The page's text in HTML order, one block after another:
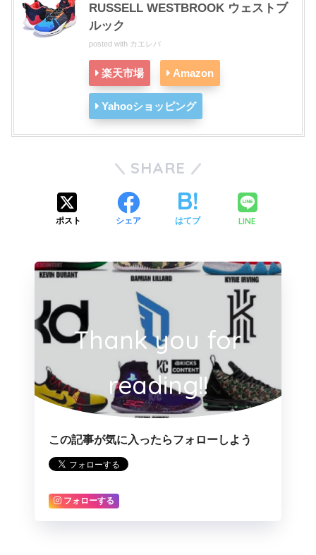
RUSSELL WESTBROOK ウェストブ
ルック
posted with カエレバ
楽天市場 Amazon
Yahooショッピング
SHARE
ポスト シェア はてブ LINE
Thank you for
reading!!
この記事が気に入ったらフォローしよう
フォローする